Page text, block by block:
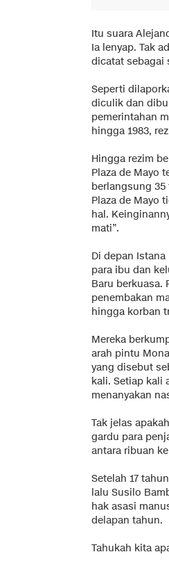
Itu suara
Ia lenyap. Tak
dicatat sebagai
Seperti
diculik dan
pemerintahan
hingga 1983,
Hingga rezim
Plaza de Mayo
berlangsung
Plaza de Mayo
hal.
mati”.
Di depan
para ibu dan
Baru berkuasa.
penembakan
hingga korban
Mereka
arah pintu
yang disebut
kali. Setiap kali
menanyakan
Tak jelas
gardu para
antara ribuan
Setelah 17
lalu Susilo
hak asasi
delapan tahun.
Tahukah kita